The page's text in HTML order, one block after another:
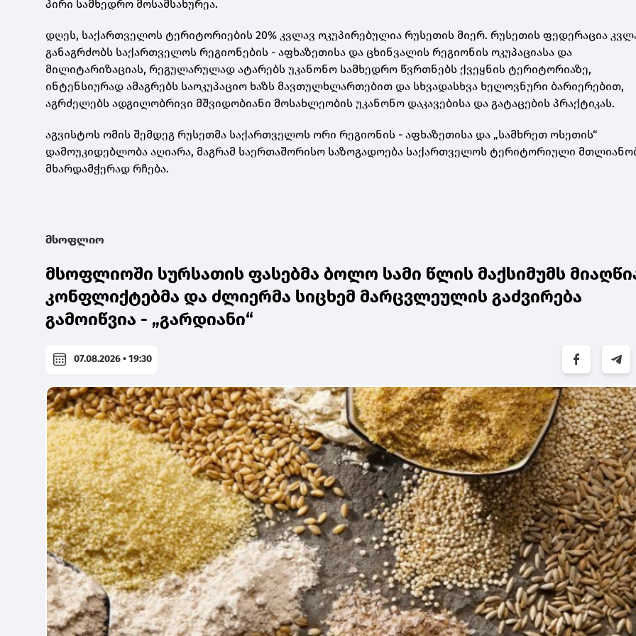
პირი სამხედრო მოსამსახურეა.
დღეს, საქართველოს ტერიტორიების 20% კვლავ ოკუპირებულია რუსეთის მიერ. რუსეთის ფედერაცია
განაგრძობს საქართველოს რეგიონების - აფხაზეთისა და ცხინვალის რეგიონის ოკუპაციასა და
მილიტარიზაციას, რეგულარულად ატარებს უკანონო სამხედრო წვრთნებს ქვეყნის ტერიტორიაზე,
ინტენსიურად ამაგრებს საოკუპაციო ხაზს მავთულხლართებით და სხვადასხვა ხელოვნური ბარიერებით,
აგრძელებს ადგილობრივი მშვიდობიანი მოსახლეობის უკანონო დაკავებისა და გატაცების პრაქტიკას.
აგვისტოს ომის შემდეგ რუსეთმა საქართველოს ორი რეგიონის - აფხაზეთისა და „სამხრეთ ოსეთის“
დამოუკიდებლობა აღიარა, მაგრამ საერთაშორისო საზოგადოება საქართველოს ტერიტორიული
მხარდამჭერად რჩება.
მსოფლიო
მსოფლიოში სურსათის ფასებმა ბოლო სამი წლის მაქსიმუმს
კონფლიქტებმა და ძლიერმა სიცხემ მარცვლეულის გაძვირება
გამოიწვია - „გარდიანი“
07.08.2026 • 19:30